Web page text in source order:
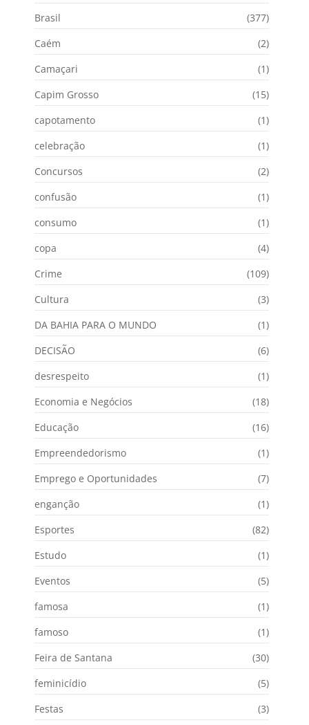
Brasil
(377)
Caém
(2)
Camaçari
(1)
Capim Grosso
(15)
capotamento
(1)
celebração
(1)
Concursos
(2)
confusão
(1)
consumo
(1)
copa
(4)
Crime
(109)
Cultura
(3)
DA BAHIA PARA O MUNDO
(1)
DECISÃO
(6)
desrespeito
(1)
Economia e Negócios
(18)
Educação
(16)
Empreendedorismo
(1)
Emprego e Oportunidades
(7)
enganção
(1)
Esportes
(82)
Estudo
(1)
Eventos
(5)
famosa
(1)
famoso
(1)
Feira de Santana
(30)
feminicídio
(5)
Festas
(3)